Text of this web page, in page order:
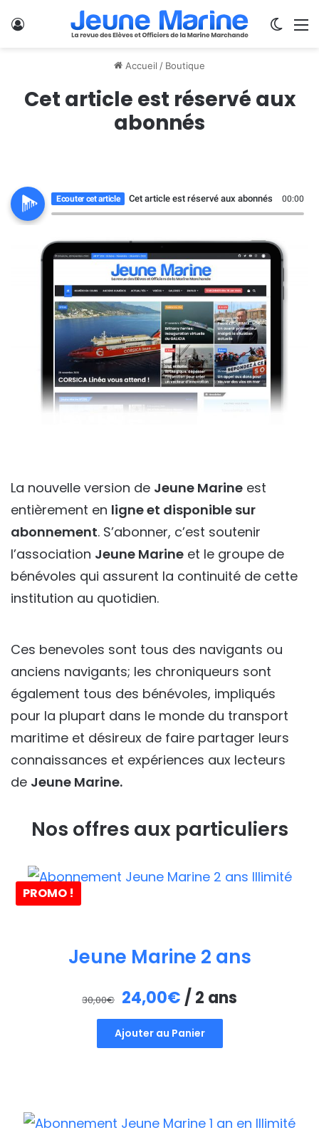
Se connecter
Accueil / Boutique
Cet article est réservé aux
abonnés
Ecouter cet article Cet article est réservé aux abonnés 00:00
La nouvelle version de Jeune Marine est
entièrement en ligne et disponible sur
abonnement. S’abonner, c’est soutenir
l’association Jeune Marine et le groupe de
bénévoles qui assurent la continuité de cette
institution au quotidien.
Ces benevoles sont tous des navigants ou
anciens navigants; les chroniqueurs sont
également tous des bénévoles, impliqués
pour la plupart dans le monde du transport
maritime et désireux de faire partager leurs
connaissances et expériences aux lecteurs
de Jeune Marine.
Nos offres aux particuliers
PROMO !
Jeune Marine 2 ans
30,00€ Le
prix
initial
24,00€ Le
prix
actuel
/ 2 ans
Ajouter au Panier